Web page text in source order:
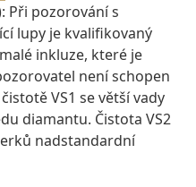
Při pozorování s
lupy je kvalifikovaný
inkluze, které je
není schopen
VS1 se větší vady
diamantu. Čistota VS2
nadstandardní